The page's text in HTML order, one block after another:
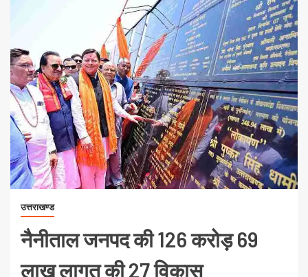
उत्तराखण्ड
नैनीताल जनपद की 126 करोड़ 69
लाख लागत की 27 विकास